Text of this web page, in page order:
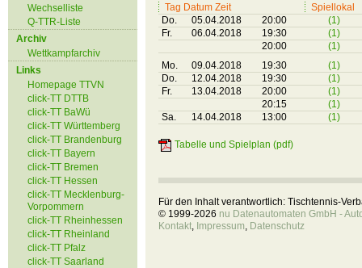
Wechselliste
Q-TTR-Liste
Archiv
Wettkampfarchiv
Links
Homepage TTVN
click-TT DTTB
click-TT BaWü
click-TT Württemberg
click-TT Brandenburg
click-TT Bayern
click-TT Bremen
click-TT Hessen
click-TT Mecklenburg-
Vorpommern
click-TT Rheinhessen
click-TT Rheinland
click-TT Pfalz
click-TT Saarland
Tag Datum Zeit
Spiellokal
Do.
05.04.2018 20:00
(1)
Fr.
06.04.2018 19:30
(1)
20:00
(1)
Mo.
09.04.2018 19:30
(1)
Do.
12.04.2018 19:30
(1)
Fr.
13.04.2018 20:00
(1)
20:15
(1)
Sa.
14.04.2018 13:00 (1)
Tabelle und Spielplan (pdf)
Für den Inhalt verantwortlich: Tischtennis-
© 1999-2026 nu Datenautomaten GmbH -
Kontakt, Impressum, Datenschutz